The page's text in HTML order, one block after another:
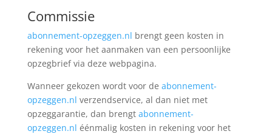
Commissie
abonnement-opzeggen.nl brengt geen kosten in
rekening voor het aanmaken van een persoonlijke
opzegbrief via deze webpagina.
Wanneer gekozen wordt voor de abonnement-
opzeggen.nl verzendservice, al dan niet met
opzeggarantie, dan brengt abonnement-
opzeggen.nl éénmalig kosten in rekening voor het